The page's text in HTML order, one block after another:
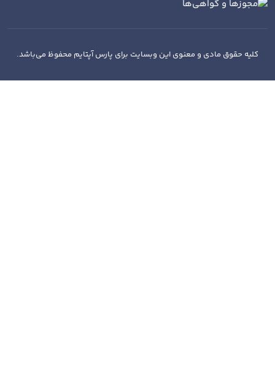
کلیه حقوق مادی و معنوی این وبسایت برای پارس آپتایم محفوظ می‌باشد.